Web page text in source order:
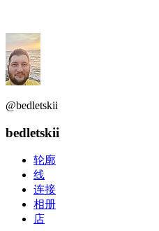
@bedletskii
bedletskii
轮廓
线
连接
相册
店